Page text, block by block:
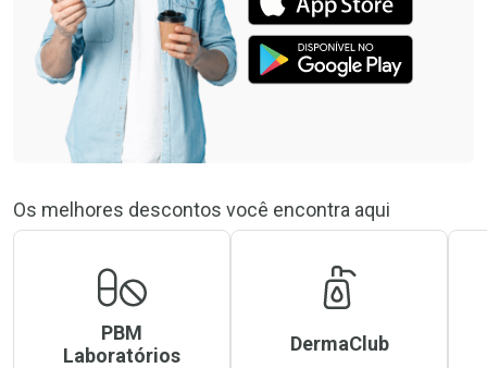
Os melhores descontos você encontra aqui
PBM
Laboratórios
DermaClub